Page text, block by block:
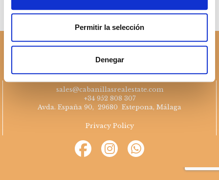
Permitir la selección
Denegar
sales@cabanillasrealestate.com
+34 952 808 307
Avda. España 90, 29680 Estepona, Málaga
Privacy Policy